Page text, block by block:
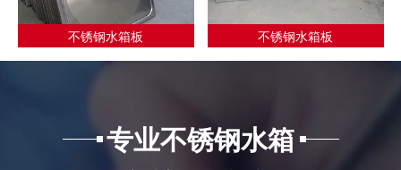
不锈钢水箱板 不锈钢水箱板
专业不锈钢水箱